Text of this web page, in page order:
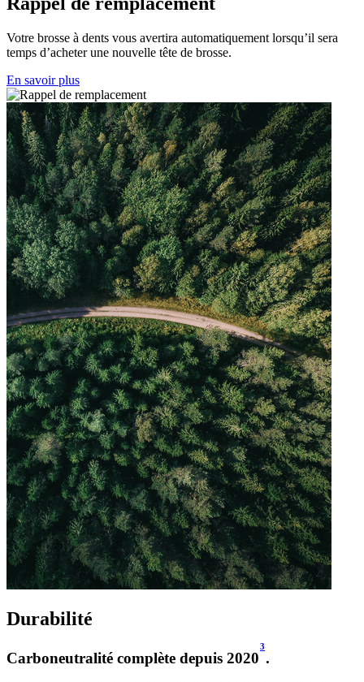
Votre brosse à dents vous avertira automatiquement lorsqu’il sera
temps d’acheter une nouvelle tête de brosse.
En savoir plus
Durabilité
Carboneutralité complète depuis 2020
3
.